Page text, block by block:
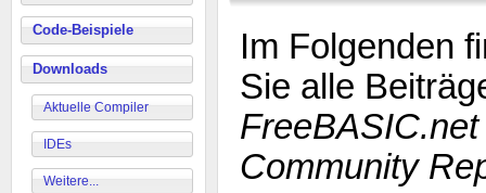
Code-Beispiele
Downloads
Aktuelle Compiler
IDEs
Weitere...
Im Folgenden
Sie alle
FreeBASIC.net
Community